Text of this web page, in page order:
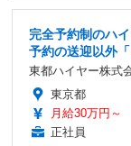
完全予約制のハ
予約の送迎以外
東都ハイヤー株式
東京都
月給30万円～
正社員